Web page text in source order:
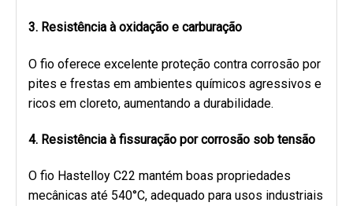
3. Resistência à oxidação e carburação
O fio oferece excelente proteção contra corrosão por
pites e frestas em ambientes químicos agressivos e
ricos em cloreto, aumentando a durabilidade.
4. Resistência à fissuração por corrosão sob tensão
O fio Hastelloy C22 mantém boas propriedades
mecânicas até 540°C, adequado para usos industriais